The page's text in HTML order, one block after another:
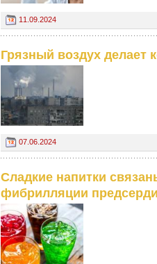
11.09.2024
Грязный воздух делает
07.06.2024
Cладкие напитки
фибрилляции